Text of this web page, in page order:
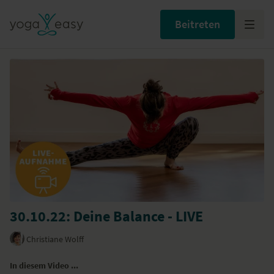
Beitreten
30.10.22: Deine Balance - LIVE
Christiane Wolff
In diesem Video ...